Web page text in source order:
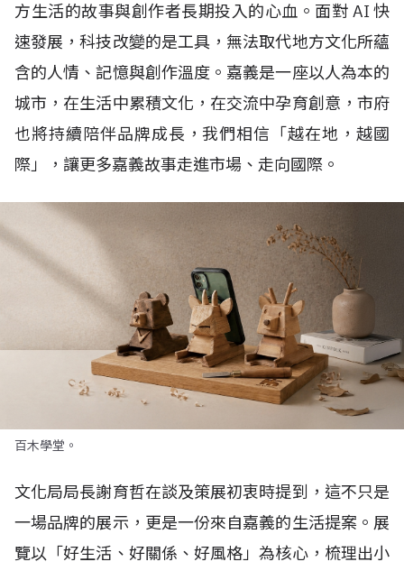
方生活的故事與創作者長期投入的心血。面對 AI快
速發展，科技改變的是工具，無法取代地方文化所蘊
含的人情、記憶與創作溫度。嘉義是一座以人為本的
城市，在生活中累積文化，在交流中孕育創意，市府
也將持續陪伴品牌成長，我們相信「越在地，越國
際」，讓更多嘉義故事走進市場、走向國際。
百木學堂。
文化局局長謝育哲在談及策展初衷時提到，這不只是
一場品牌的展示，更是一份來自嘉義的生活提案。展
覽以「好生活、好關係、好風格」為核心，梳理出小